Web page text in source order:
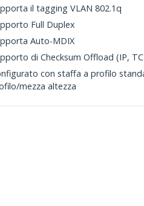
il tagging VLAN 802.1q
Full Duplex
Auto-MDIX
di Checksum Offload (IP,
con staffa a profilo
mezza altezza